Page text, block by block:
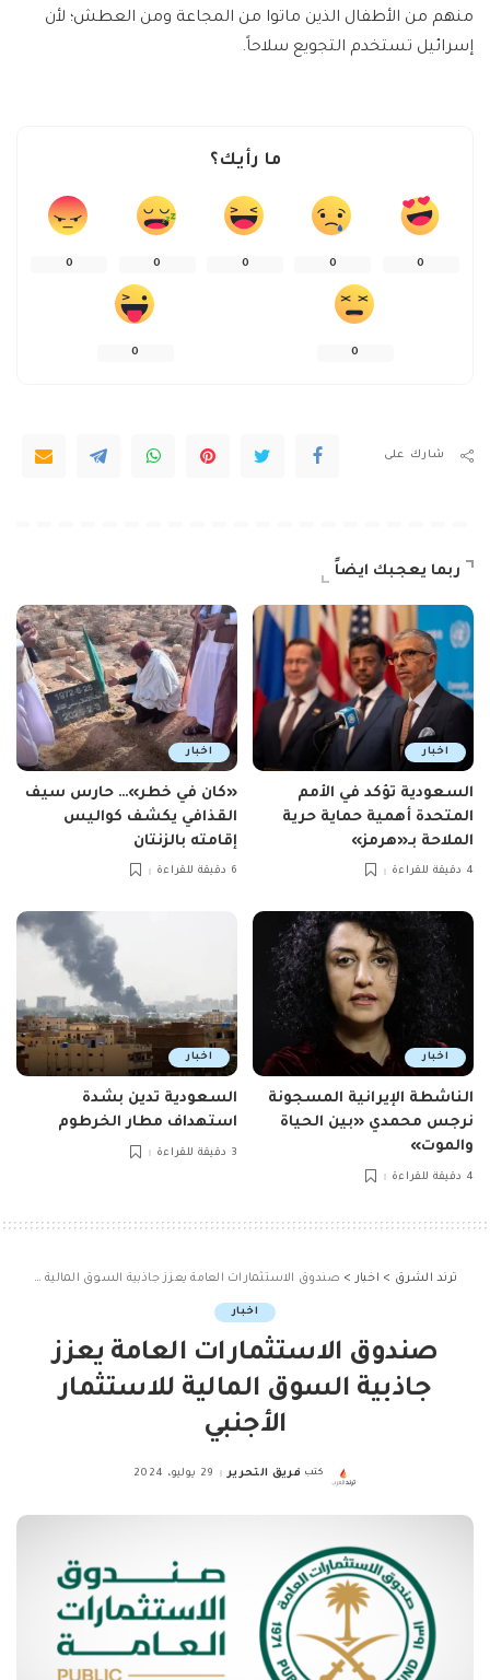
منهم من الأطفال الذين ماتوا من المجاعة ومن العطش؛ لأن
إسرائيل تستخدم التجويع سلاحاً.
ما رأيك؟
0
0
0
0
0
0
0
شارك على
ربما يعجبك ايضاً
اخبار
السعودية تؤكد في الأمم
المتحدة أهمية حماية حرية
الملاحة بـ«هرمز»
4 دقيقة للقراءة
اخبار
«كان في خطر»… حارس سيف
القذافي يكشف كواليس
إقامته بالزنتان
6 دقيقة للقراءة
اخبار
الناشطة الإيرانية المسجونة
نرجس محمدي «بين الحياة
والموت»
4 دقيقة للقراءة
اخبار
السعودية تدين بشدة
استهداف مطار الخرطوم
3 دقيقة للقراءة
ترند الشرق > اخبار > صندوق الاستثمارات العامة يعزز جاذبية السوق المالية للاستثمار الأجنبي
اخبار
صندوق الاستثمارات العامة يعزز
جاذبية السوق المالية للاستثمار
الأجنبي
Posted
كتب فريق التحرير 29 يوليو، 2024